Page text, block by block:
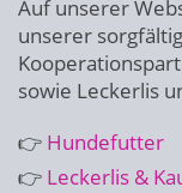
Auf unserer
unserer
sowie Leckerlis
👉 Hundefutter
👉 Leckerlis &